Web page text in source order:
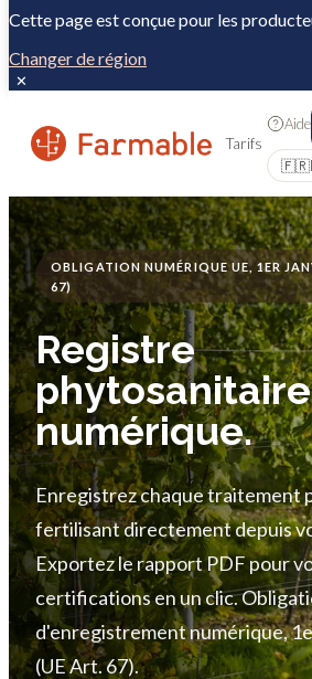
Cette page est conçue pour les
Changer de région
✕
Tarifs
Aide
🇫🇷
OBLIGATION NUMÉRIQUE UE, 1ER
67)
Registre
phytosanitaire
numérique.
Enregistrez chaque traitement
fertilisant directement depuis
Exportez le rapport PDF pour
certifications en un clic.
d'enregistrement numérique,
(UE Art. 67).